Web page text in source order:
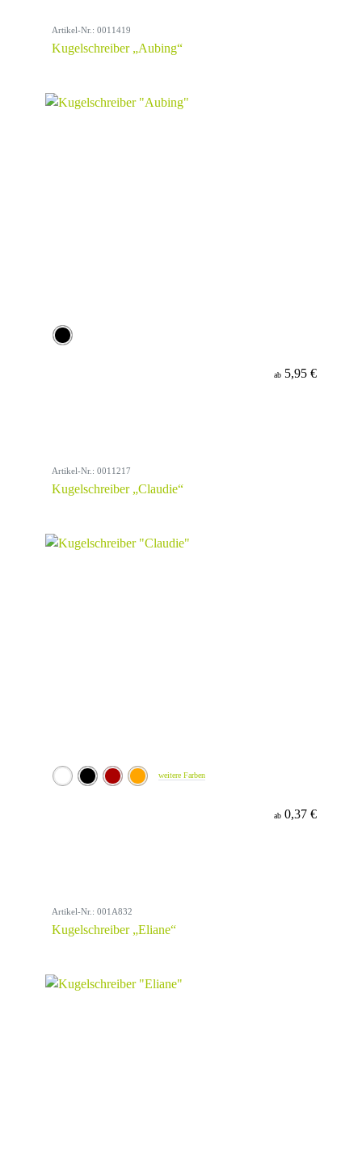
Artikel-Nr.: 0011419
Kugelschreiber „Aubing“
ab 5,95 €
Artikel-Nr.: 0011217
Kugelschreiber „Claudie“
weitere Farben
ab 0,37 €
Artikel-Nr.: 001A832
Kugelschreiber „Eliane“